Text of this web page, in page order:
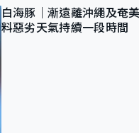
白海豚｜漸遠離沖繩及奄
料惡劣天氣持續一段時間